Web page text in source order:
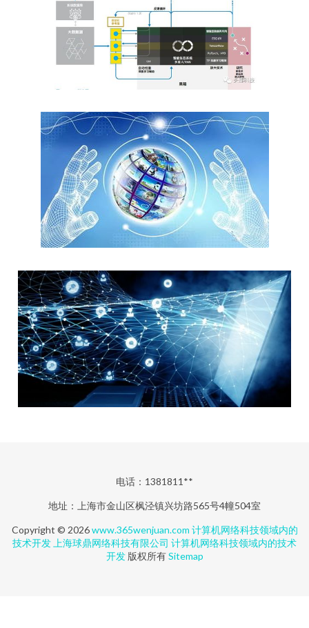
电话：1381811**
地址：上海市金山区枫泾镇兴坊路565号4幢504室
Copyright © 2026www.365wenjuan.com 计算机网络科技领域内的
技术开发 上海球鼎网络科技有限公司 计算机网络科技领域内的技术
开发版权所有Sitemap